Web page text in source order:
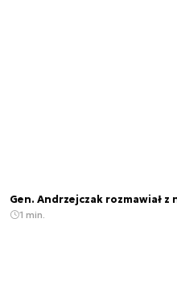
Gen. Andrzejczak rozmawiał z
1 min.